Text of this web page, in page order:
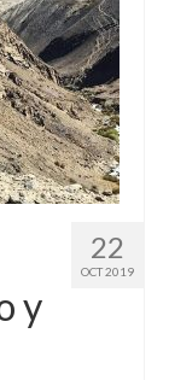
22
OCT 2019
y